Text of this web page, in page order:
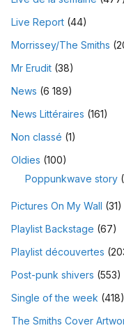
Live Report (44)
Morrissey/The Smiths
Mr Erudit (38)
News (6 189)
News Littéraires (161)
Non classé (1)
Oldies (100)
Poppunkwave story
Pictures On My Wall (31)
Playlist Backstage (67)
Playlist découvertes
Post-punk shivers (553)
Single of the week (418)
The Smiths Cover